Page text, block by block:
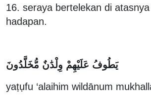
16. seraya bertelekan di
hadapan.
يَطُوفُ عَلَيْهِمْ وِلْدَٰنٌ مُّخَلَّدُونَ
yaṭụfu ‘alaihim wildānum